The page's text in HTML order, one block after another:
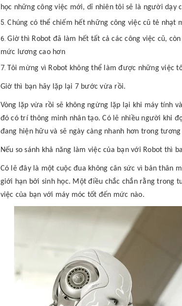
học những công việc mới, dĩ nhiên tôi sẽ là người dạy
Chúng có thể chiếm hết những công việc cũ tẻ nhạt
Giờ thì Robot đã làm hết tất cả các công việc cũ,
mức lương cao hơn
Tôi mừng vì Robot không thể làm được những việc
Giờ thì bạn hãy lặp lại 7 bước vừa rồi.
Vòng lặp vừa rồi sẽ không ngừng lặp lại khi máy tính
đó có trí thông minh nhân tạo. Có lẽ nhiều người khi
đang hiện hữu và sẽ ngày càng nhanh hơn trong
Nếu so sánh khả năng làm việc của bạn với Robot thì
Có lẽ đây là một cuộc đua không cân sức vì bản thân
giới hạn bởi sinh học. Một điều chắc chắn rằng
việc của bạn với máy móc tốt đến mức nào.